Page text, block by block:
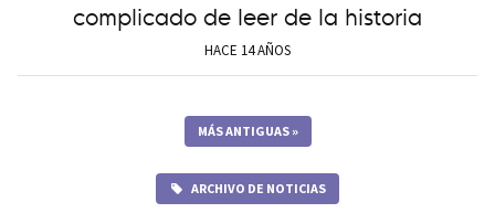
complicado de leer de la historia
HACE 14 AÑOS
MÁS ANTIGUAS »
ARCHIVO DE NOTICIAS